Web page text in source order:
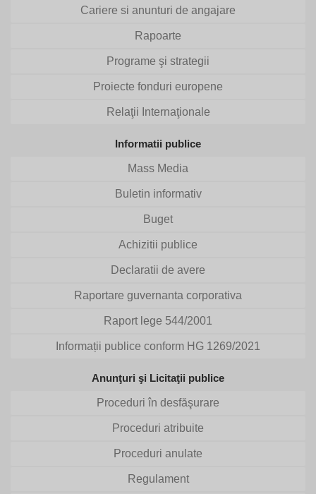
Cariere si anunturi de angajare
Rapoarte
Programe şi strategii
Proiecte fonduri europene
Relaţii Internaţionale
Informatii publice
Mass Media
Buletin informativ
Buget
Achizitii publice
Declaratii de avere
Raportare guvernanta corporativa
Raport lege 544/2001
Informații publice conform HG 1269/2021
Anunţuri şi Licitaţii publice
Proceduri în desfăşurare
Proceduri atribuite
Proceduri anulate
Regulament